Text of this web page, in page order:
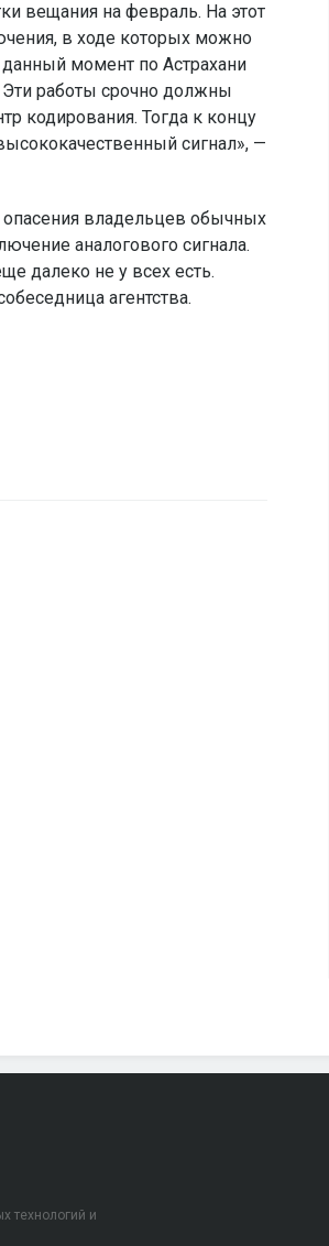
вещания на февраль. На этот
в ходе которых можно
момент по Астрахани
работы срочно должны
кодирования. Тогда к концу
сигнал», —
опасения владельцев обычных
аналогового сигнала.
далеко не у всех есть.
агентства.
технологий и